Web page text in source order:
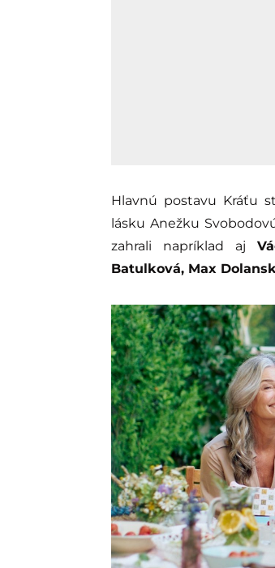
Hlavnú postavu Kráťu
lásku Anežku
zahrali napríklad aj
Batulková, Max